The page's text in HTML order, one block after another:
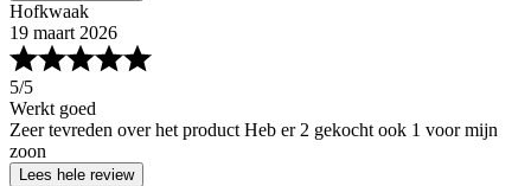
Hofkwaak
19 maart 2026
5/5
Werkt goed
Zeer tevreden over het product Heb er 2 gekocht ook 1 voor mijn
zoon
Lees hele review